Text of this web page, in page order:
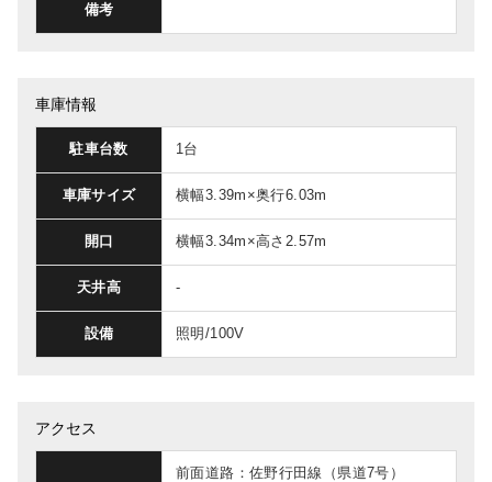
備考
車庫情報
駐車台数 1台
車庫サイズ 横幅3.39m×奥行6.03m
開口 横幅3.34m×高さ2.57m
天井高 -
設備 照明/100V
アクセス
前面道路：佐野行田線（県道7号）